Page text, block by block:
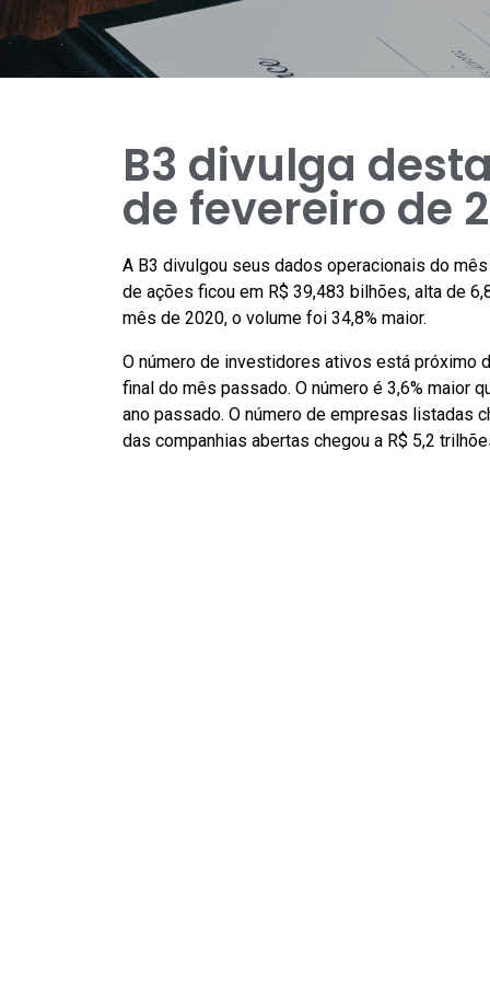
B3 divulga
de fevereiro de
A B3 divulgou seus dados operacionais do
de ações ficou em R$ 39,483 bilhões, alta de
mês de 2020, o volume foi 34,8% maior.
O número de investidores ativos está próximo
final do mês passado. O número é 3,6% maior
ano passado. O número de empresas listadas
das companhias abertas chegou a R$ 5,2